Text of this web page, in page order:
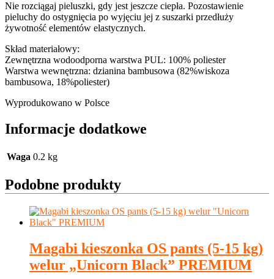
Nie rozciągaj pieluszki, gdy jest jeszcze ciepła. Pozostawienie
pieluchy do ostygnięcia po wyjęciu jej z suszarki przedłuży
żywotność elementów elastycznych.
Skład materiałowy:
Zewnętrzna wodoodporna warstwa PUL: 100% poliester
Warstwa wewnętrzna: dzianina bambusowa (82%wiskoza
bambusowa, 18%poliester)
Wyprodukowano w Polsce
Informacje dodatkowe
Waga 0.2 kg
Podobne produkty
Magabi kieszonka OS pants (5-15 kg)
welur „Unicorn Black” PREMIUM